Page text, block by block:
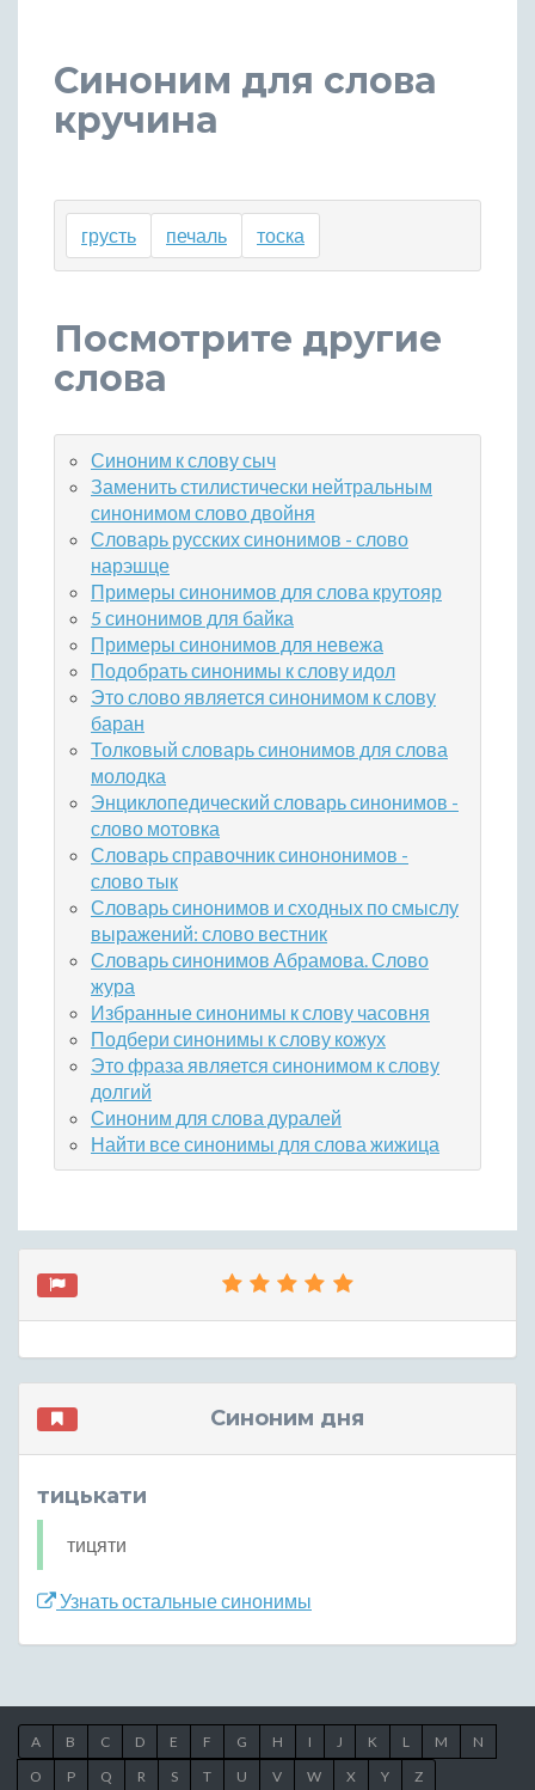
Синоним для слова
кручина
грусть печаль тоска
Посмотрите другие
слова
Синоним к слову сыч
Заменить стилистически нейтральным
синонимом слово двойня
Словарь русских синонимов - слово
нарэшце
Примеры синонимов для слова крутояр
5 синонимов для байка
Примеры синонимов для невежа
Подобрать синонимы к слову идол
Это слово является синонимом к слову
баран
Толковый словарь синонимов для слова
молодка
Энциклопедический словарь синонимов -
слово мотовка
Словарь справочник синононимов -
слово тык
Словарь синонимов и сходных по смыслу
выражений: слово вестник
Словарь синонимов Абрамова. Слово
жура
Избранные синонимы к слову часовня
Подбери синонимы к слову кожух
Это фраза является синонимом к слову
долгий
Синоним для слова дуралей
Найти все синонимы для слова жижица
Синоним дня
тицькати
тицяти
Узнать остальные синонимы
A B C D E F G H I J K L M
N
O
P Q R S T U V W X Y Z